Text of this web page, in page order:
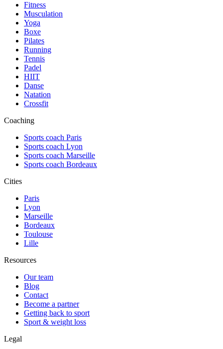
Fitness
Musculation
Yoga
Boxe
Pilates
Running
Tennis
Padel
HIIT
Danse
Natation
Crossfit
Coaching
Sports coach Paris
Sports coach Lyon
Sports coach Marseille
Sports coach Bordeaux
Cities
Paris
Lyon
Marseille
Bordeaux
Toulouse
Lille
Resources
Our team
Blog
Contact
Become a partner
Getting back to sport
Sport & weight loss
Legal